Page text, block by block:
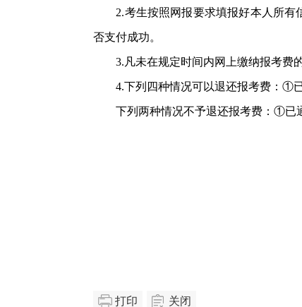
2.考生按照网报要求填报好本人所有信
否支付成功。
3.凡未在规定时间内网上缴纳报考费的
4.下列四种情况可以退还报考费：①已
下列两种情况不予退还报考费：①已通
打印 关闭